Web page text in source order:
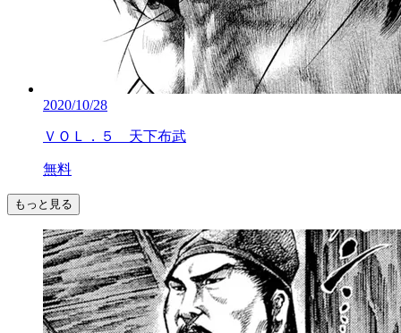
2020/10/28
ＶＯＬ．５ 天下布武
無料
もっと見る